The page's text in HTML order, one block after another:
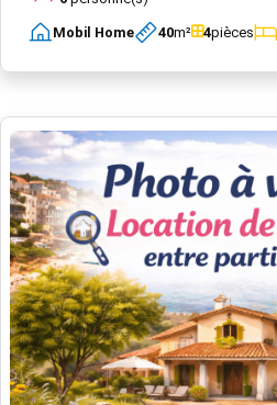
Mobil Home 40m² 4pièces